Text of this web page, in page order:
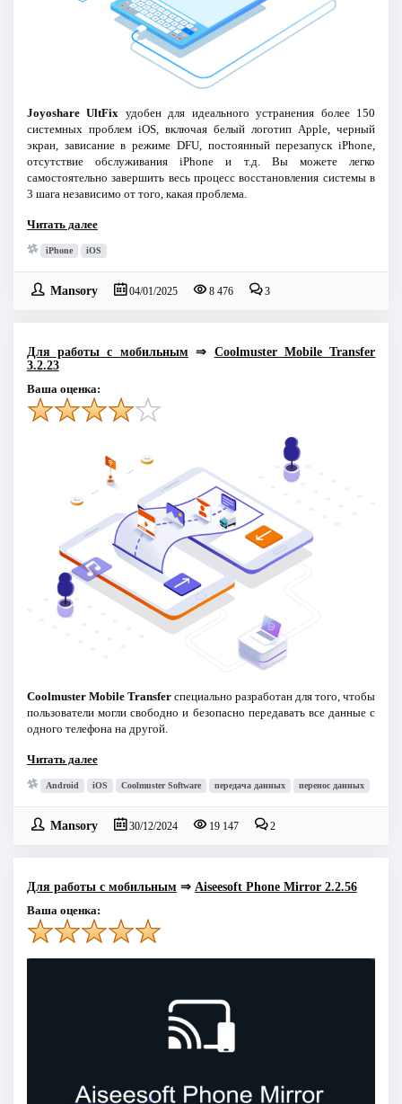
Joyoshare UltFix удобен для идеального устранения более 150
системных проблем iOS, включая белый логотип Apple, черный
экран, зависание в режиме DFU, постоянный перезапуск iPhone,
отсутствие обслуживания iPhone и т.д. Вы можете легко
самостоятельно завершить весь процесс восстановления системы в
3 шага независимо от того, какая проблема.
Читать далее
iPhone iOS
Mansory 04/01/2025 8 476 3
Для работы с мобильным ⇒ Coolmuster Mobile Transfer
3.2.23
Ваша оценка:
Coolmuster Mobile Transferспециально разработан для того, чтобы
пользователи могли свободно и безопасно передавать все данные с
одного телефона на другой.
Читать далее
Android iOS Coolmuster Software передача данных перенос данных
Mansory 30/12/2024 19 147 2
Для работы с мобильным ⇒ Aiseesoft Phone Mirror 2.2.56
Ваша оценка: